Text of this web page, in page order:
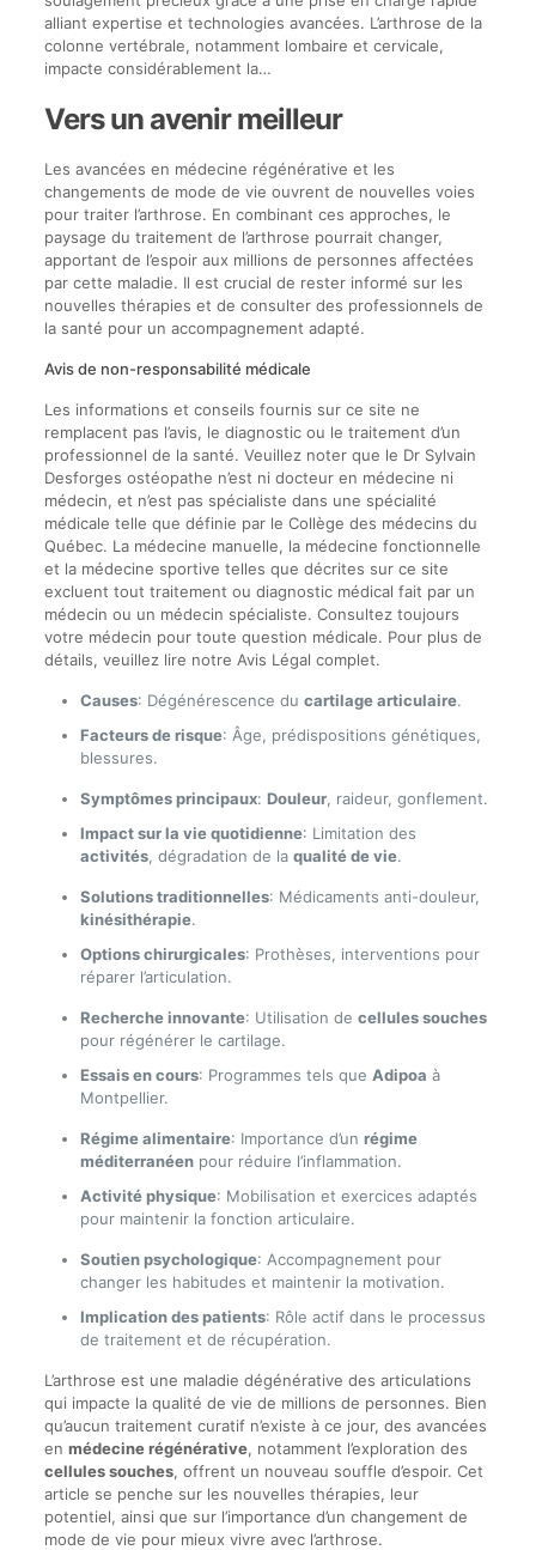
alliant expertise et technologies avancées. L’arthrose de la
colonne vertébrale, notamment lombaire et cervicale,
impacte considérablement la…
Vers un avenir meilleur
Les avancées en médecine régénérative et les
changements de mode de vie ouvrent de nouvelles voies
pour traiter l’arthrose. En combinant ces approches, le
paysage du traitement de l’arthrose pourrait changer,
apportant de l’espoir aux millions de personnes affectées
par cette maladie. Il est crucial de rester informé sur les
nouvelles thérapies et de consulter des professionnels de
la santé pour un accompagnement adapté.
Avis de non-responsabilité médicale
Les informations et conseils fournis sur ce site ne
remplacent pas l’avis, le diagnostic ou le traitement d’un
professionnel de la santé. Veuillez noter que le Dr Sylvain
Desforges ostéopathe n’est ni docteur en médecine ni
médecin, et n’est pas spécialiste dans une spécialité
médicale telle que définie par le Collège des médecins du
Québec. La médecine manuelle, la médecine fonctionnelle
et la médecine sportive telles que décrites sur ce site
excluent tout traitement ou diagnostic médical fait par un
médecin ou un médecin spécialiste. Consultez toujours
votre médecin pour toute question médicale. Pour plus de
détails, veuillez lire notre Avis Légal complet.
Causes: Dégénérescence du cartilage articulaire.
Facteurs de risque: Âge, prédispositions génétiques,
blessures.
Symptômes principaux: Douleur, raideur, gonflement.
Impact sur la vie quotidienne: Limitation des
activités, dégradation de la qualité de vie.
Solutions traditionnelles: Médicaments anti-douleur,
kinésithérapie.
Options chirurgicales: Prothèses, interventions pour
réparer l’articulation.
Recherche innovante: Utilisation de cellules souches
pour régénérer le cartilage.
Essais en cours: Programmes tels que Adipoa à
Montpellier.
Régime alimentaire: Importance d’un régime
méditerranéenpour réduire l’inflammation.
Activité physique: Mobilisation et exercices adaptés
pour maintenir la fonction articulaire.
Soutien psychologique: Accompagnement pour
changer les habitudes et maintenir la motivation.
Implication des patients: Rôle actif dans le processus
de traitement et de récupération.
L’arthrose est une maladie dégénérative des articulations
qui impacte la qualité de vie de millions de personnes. Bien
qu’aucun traitement curatif n’existe à ce jour, des avancées
en médecine régénérative, notamment l’exploration des
cellules souches, offrent un nouveau souffle d’espoir. Cet
article se penche sur les nouvelles thérapies, leur
potentiel, ainsi que sur l’importance d’un changement de
mode de vie pour mieux vivre avec l’arthrose.